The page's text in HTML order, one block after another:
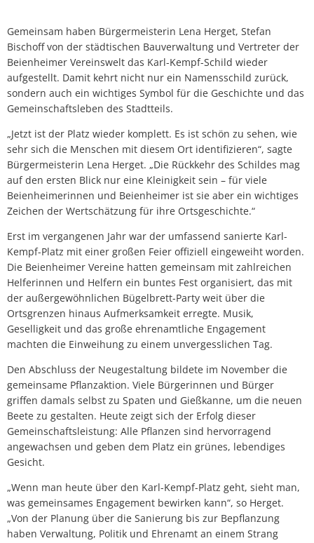
Gemeinsam haben Bürgermeisterin Lena Herget, Stefan
Bischoff von der städtischen Bauverwaltung und Vertreter der
Beienheimer Vereinswelt das Karl-Kempf-Schild wieder
aufgestellt. Damit kehrt nicht nur ein Namensschild zurück,
sondern auch ein wichtiges Symbol für die Geschichte und das
Gemeinschaftsleben des Stadtteils.
„Jetzt ist der Platz wieder komplett. Es ist schön zu sehen, wie
sehr sich die Menschen mit diesem Ort identifizieren“, sagte
Bürgermeisterin Lena Herget. „Die Rückkehr des Schildes mag
auf den ersten Blick nur eine Kleinigkeit sein – für viele
Beienheimerinnen und Beienheimer ist sie aber ein wichtiges
Zeichen der Wertschätzung für ihre Ortsgeschichte.“
Erst im vergangenen Jahr war der umfassend sanierte Karl-
Kempf-Platz mit einer großen Feier offiziell eingeweiht worden.
Die Beienheimer Vereine hatten gemeinsam mit zahlreichen
Helferinnen und Helfern ein buntes Fest organisiert, das mit
der außergewöhnlichen Bügelbrett-Party weit über die
Ortsgrenzen hinaus Aufmerksamkeit erregte. Musik,
Geselligkeit und das große ehrenamtliche Engagement
machten die Einweihung zu einem unvergesslichen Tag.
Den Abschluss der Neugestaltung bildete im November die
gemeinsame Pflanzaktion. Viele Bürgerinnen und Bürger
griffen damals selbst zu Spaten und Gießkanne, um die neuen
Beete zu gestalten. Heute zeigt sich der Erfolg dieser
Gemeinschaftsleistung: Alle Pflanzen sind hervorragend
angewachsen und geben dem Platz ein grünes, lebendiges
Gesicht.
„Wenn man heute über den Karl-Kempf-Platz geht, sieht man,
was gemeinsames Engagement bewirken kann“, so Herget.
„Von der Planung über die Sanierung bis zur Bepflanzung
haben Verwaltung, Politik und Ehrenamt an einem Strang